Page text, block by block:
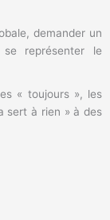
demander un
représenter le
« toujours », les
sert à rien » à des